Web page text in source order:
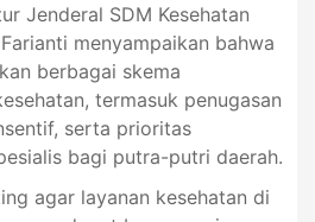
Jenderal SDM Kesehatan
menyampaikan bahwa
berbagai skema
termasuk penugasan
serta prioritas
bagi putra-putri daerah.
agar layanan kesehatan di